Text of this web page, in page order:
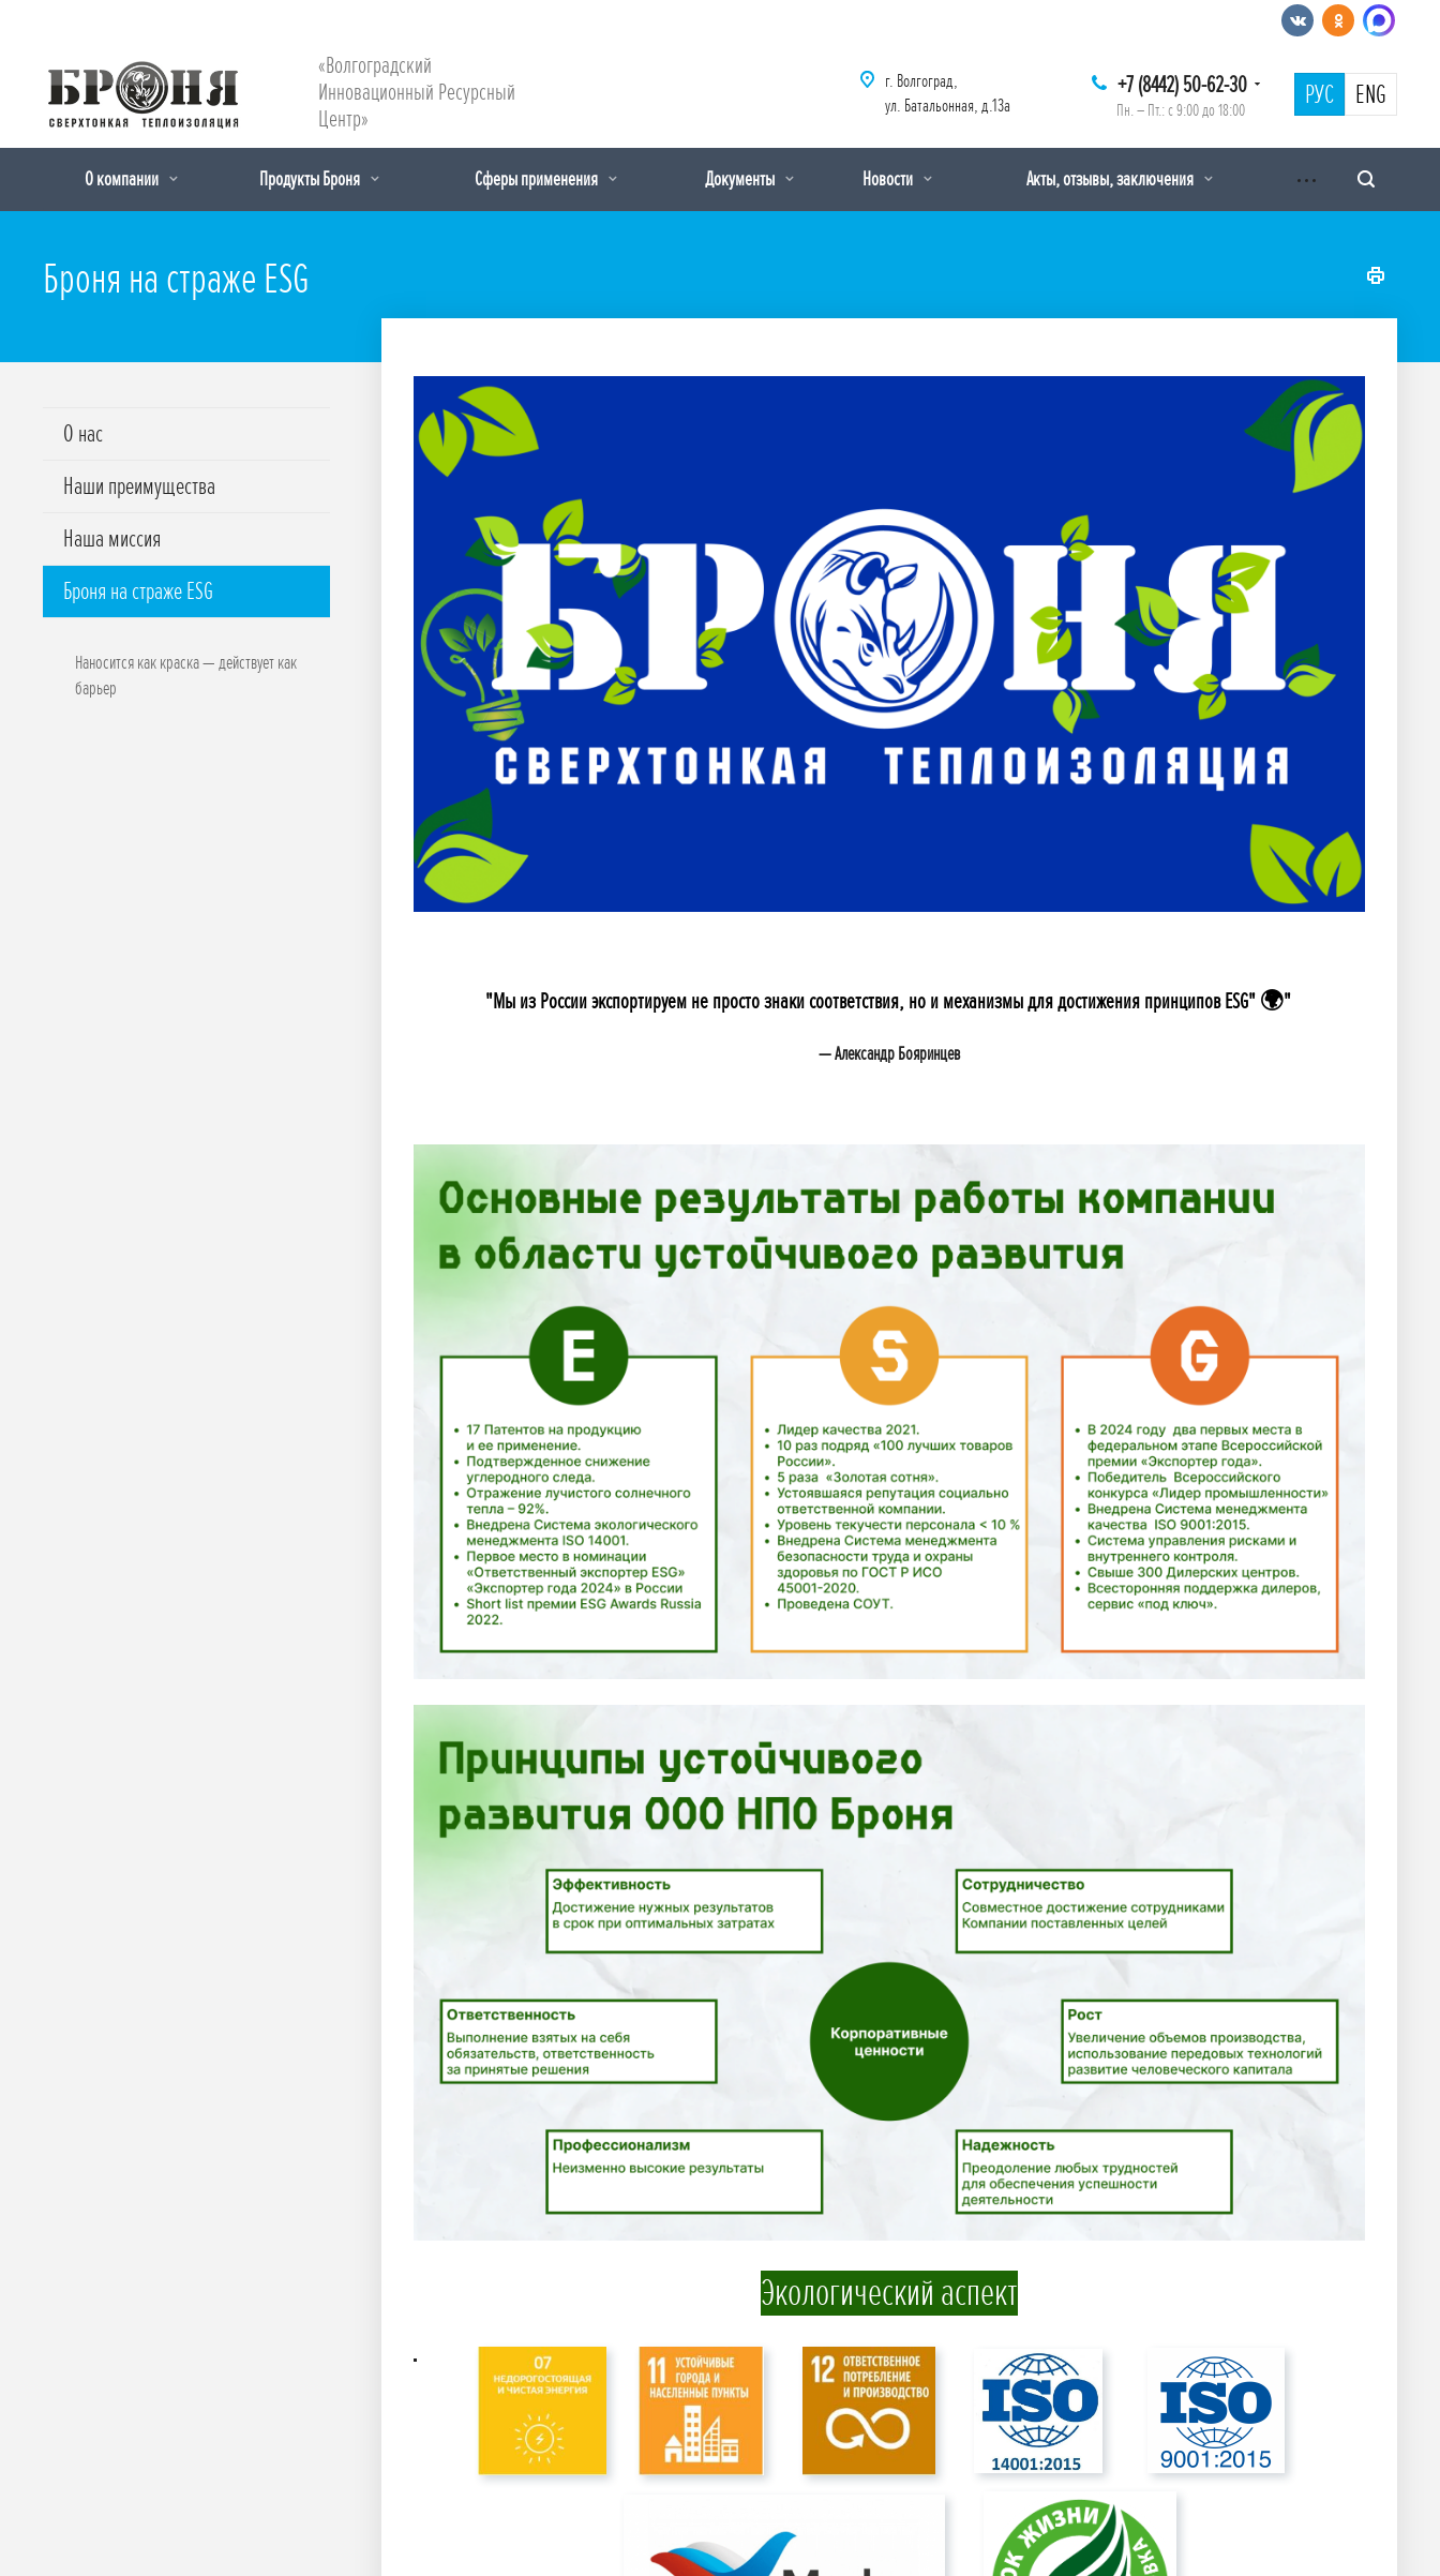
«Волгоградский
Инновационный Ресурсный
Центр»
+7 (8442) 50-62-30
Пн. – Пт.: с 9:00 до 18:00 РУС ENG
г. Волгоград,
ул. Батальонная, д.13а
О компании Продукты Броня Сферы применения Документы Новости Акты, отзывы, заключения
Броня на страже ESG
"Мы из России экспортируем не просто знаки соответствия, но и механизмы для достижения принципов ESG" 🌍"
—Александр Бояринцев
Экологический аспект
О нас
Наши преимущества
Наша миссия
Броня на страже ESG
Наносится как краска — действует как
барьер